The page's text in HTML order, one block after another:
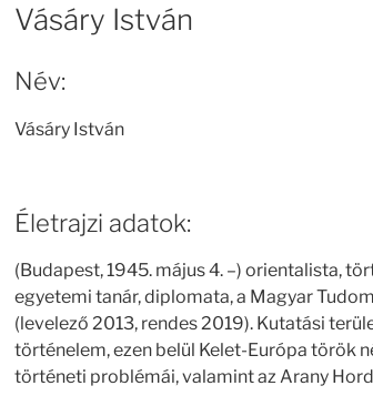
Vásáry István
Név:
Vásáry István
Életrajzi adatok:
(Budapest, 1945. május 4. –) orientalista,
egyetemi tanár, diplomata, a Magyar
(levelező 2013, rendes 2019). Kutatási
történelem, ezen belül Kelet-Európa török
történeti problémái, valamint az Arany